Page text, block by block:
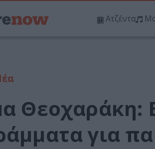
Ατζέντα
Θεοχαράκη:
για